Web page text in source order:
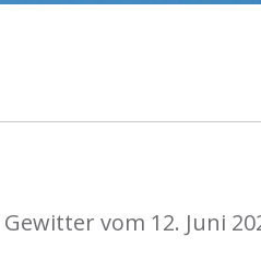
vom 12. Juni